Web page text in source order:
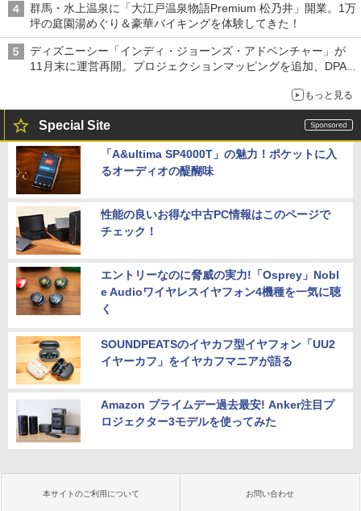
群馬・水上温泉に「大江戸温泉物語Premium 松乃井」開業。1万
坪の庭園湯めぐり＆豪華バイキングを体験してきた！
ディズニーシー「インディ・ジョーンズ・アドベンチャー」が
11月末に運営再開。プロジェクションマッピングを追加、DPA
もっと見る
Special Site
「A&ultima SP4000T」の魅力！ポケットに入
るオーディオの醍醐味
性能の良いお得な中古PC情報はこのページで
チェック！
エントリーなのに脅威の実力!「Osprey」Nobl
e Audioワイヤレスイヤフォン4機種を一気に聴
く
SOUNDPEATSのイヤカフ型イヤフォン「UU2
イヤーカフ」をイヤカフマニアが語る
Amazon プライムデー過去最安! Anker注目プ
ロジェクター3モデルを使ってみた
本サイトのご利用について お問い合わせ